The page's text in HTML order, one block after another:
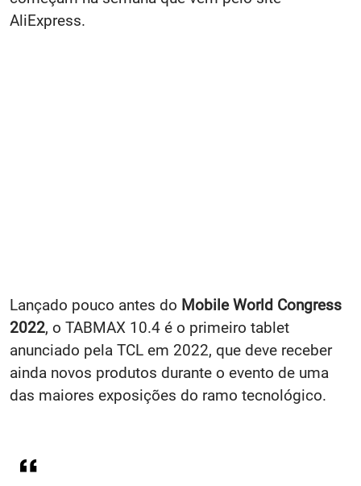
AliExpress.
Lançado pouco antes do Mobile World Congress
2022, o TABMAX 10.4 é o primeiro tablet
anunciado pela TCL em 2022, que deve receber
ainda novos produtos durante o evento de uma
das maiores exposições do ramo tecnológico.